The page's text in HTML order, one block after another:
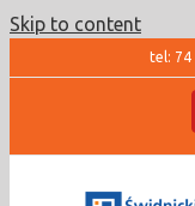
Skip to content
tel: 74